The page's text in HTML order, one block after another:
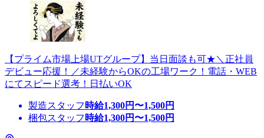
【プライム市場上場UTグループ】当日面談も可★＼正社員
デビュー応援！／未経験からOKの工場ワーク！電話・WEB
にてスピード選考！日払いOK
製造スタッフ 時給1,300円〜1,500円
梱包スタッフ 時給1,300円〜1,500円